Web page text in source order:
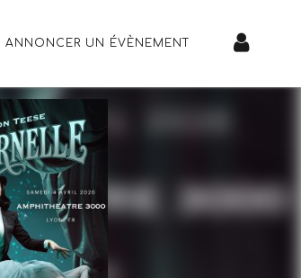
ANNONCER UN ÉVÈNEMENT